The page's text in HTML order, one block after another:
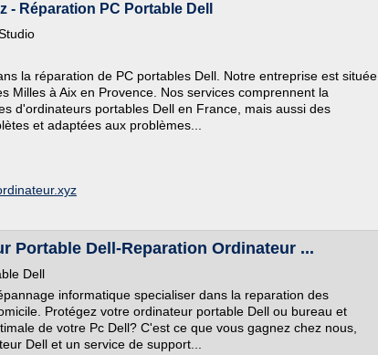
Réparation PC Portable Dell
la réparation de PC portables Dell. Notre entreprise est située
Milles à Aix en Provence. Nos services comprennent la
d'ordinateurs portables Dell en France, mais aussi des
et adaptées aux problèmes...
Portable Dell-Reparation Ordinateur ...
Dell
informatique specialiser dans la reparation des
Protégez votre ordinateur portable Dell ou bureau et
de votre Pc Dell? C'est ce que vous gagnez chez nous,
Dell et un service de support...